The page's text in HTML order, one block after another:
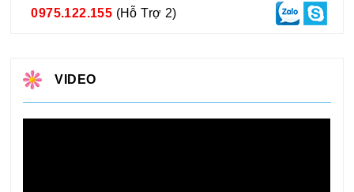
0975.122.155 (Hỗ Trợ 2)
VIDEO